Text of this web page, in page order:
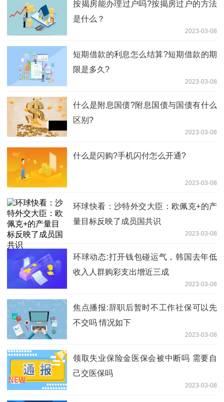
​按揭房能办理过户吗?按揭房过户的方法
是什么？
2023-03-08
短期借款的利息怎么结算?短期借款的期
限是多久?
2023-03-08
什么是附息国债?附息国债与国债有什么
区别?
2023-03-08
什么是​闪购?手机闪付怎么开通?
2023-03-08
环球快看：沙特外交大臣：欧佩克+的产
量目标反映了成员国共识
2023-03-08
环球动态:打开钱包碰运气，韩国去年低
收入人群购彩支出增近三成
2023-03-08
焦点播报:辞职后暂时不工作社保可以先
不交吗 情况如下
2023-03-08
领取失业保险金医保会被中断吗 需要自
己交医保吗
2023-03-08